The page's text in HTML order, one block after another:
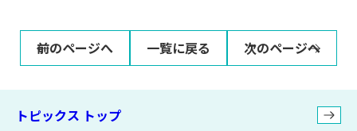
前のページへ 一覧に戻る 次のページへ
トピックス トップ